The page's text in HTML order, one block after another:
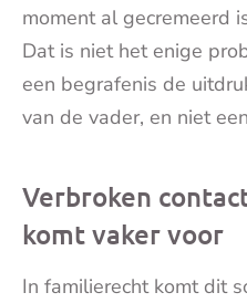
moment al gecremeerd
Dat is niet het enige
een begrafenis de
van de vader, en niet
Verbroken
komt vaker voor
In familierecht komt dit